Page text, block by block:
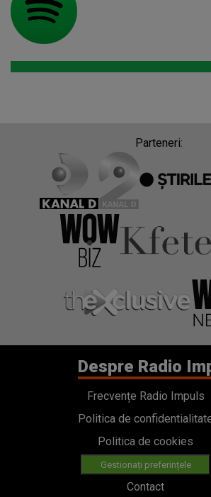
Parteneri:
Despre Radio
Frecvențe Radio Impuls
Politica de
Politica de cookies
Gestionați preferințele
Contact